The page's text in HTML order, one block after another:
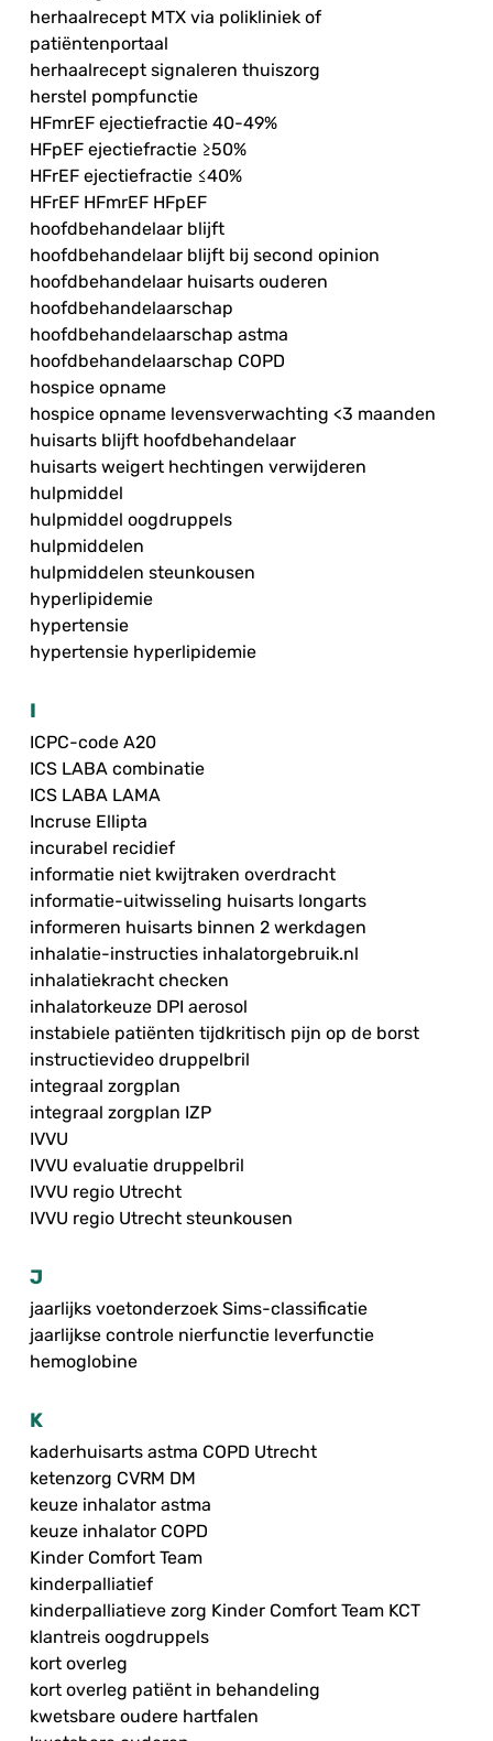
herhaalrecept MTX via polikliniek of
patiëntenportaal
herhaalrecept signaleren thuiszorg
herstel pompfunctie
HFmrEF ejectiefractie 40-49%
HFpEF ejectiefractie ≥50%
HFrEF ejectiefractie ≤40%
HFrEF HFmrEF HFpEF
hoofdbehandelaar blijft
hoofdbehandelaar blijft bij second opinion
hoofdbehandelaar huisarts ouderen
hoofdbehandelaarschap
hoofdbehandelaarschap astma
hoofdbehandelaarschap COPD
hospice opname
hospice opname levensverwachting <3 maanden
huisarts blijft hoofdbehandelaar
huisarts weigert hechtingen verwijderen
hulpmiddel
hulpmiddel oogdruppels
hulpmiddelen
hulpmiddelen steunkousen
hyperlipidemie
hypertensie
hypertensie hyperlipidemie
I
ICPC-code A20
ICS LABA combinatie
ICS LABA LAMA
Incruse Ellipta
incurabel recidief
informatie niet kwijtraken overdracht
informatie-uitwisseling huisarts longarts
informeren huisarts binnen 2 werkdagen
inhalatie-instructies inhalatorgebruik.nl
inhalatiekracht checken
inhalatorkeuze DPI aerosol
instabiele patiënten tijdkritisch pijn op de borst
instructievideo druppelbril
integraal zorgplan
integraal zorgplan IZP
IVVU
IVVU evaluatie druppelbril
IVVU regio Utrecht
IVVU regio Utrecht steunkousen
J
jaarlijks voetonderzoek Sims-classificatie
jaarlijkse controle nierfunctie leverfunctie
hemoglobine
K
kaderhuisarts astma COPD Utrecht
ketenzorg CVRM DM
keuze inhalator astma
keuze inhalator COPD
Kinder Comfort Team
kinderpalliatief
kinderpalliatieve zorg Kinder Comfort Team KCT
klantreis oogdruppels
kort overleg
kort overleg patiënt in behandeling
kwetsbare oudere hartfalen